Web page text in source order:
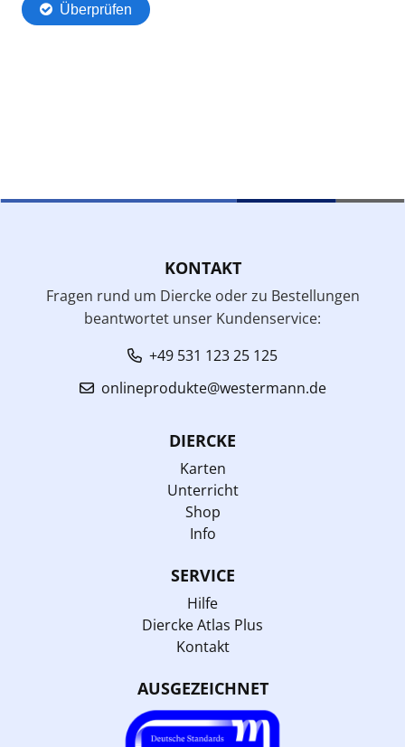
KONTAKT
Fragen rund um Diercke oder zu Bestellungen
beantwortet unser Kundenservice:
+49 531 123 25 125
onlineprodukte@westermann.de
DIERCKE
Karten
Unterricht
Shop
Info
SERVICE
Hilfe
Diercke Atlas Plus
Kontakt
AUSGEZEICHNET